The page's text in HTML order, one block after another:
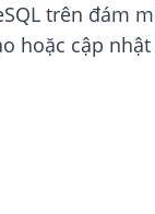
trên đám
hoặc cập